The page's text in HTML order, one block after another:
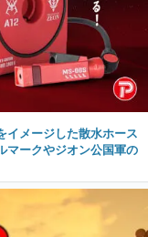
イメージした散水ホース
マークやジオン公国軍の